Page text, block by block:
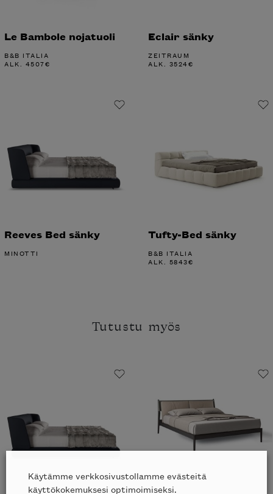
Le Bambole nojatuoli
B&B ITALIA
ALK. 4507€
Eclair sänky
ZEITRAUM
ALK. 3524€
Reeves Bed sänky
MINOTTI
Tufty-Bed sänky
B&B ITALIA
ALK. 5843€
Tutustu myös
Käytämme verkkosivustollamme evästeitä
käyttökokemuksesi optimoimiseksi.